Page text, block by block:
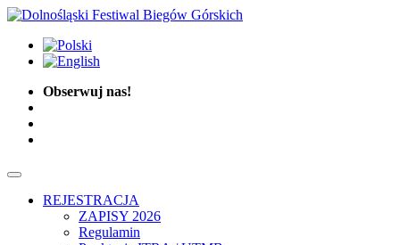
Obserwuj nas!
REJESTRACJA
ZAPISY 2026
Regulamin